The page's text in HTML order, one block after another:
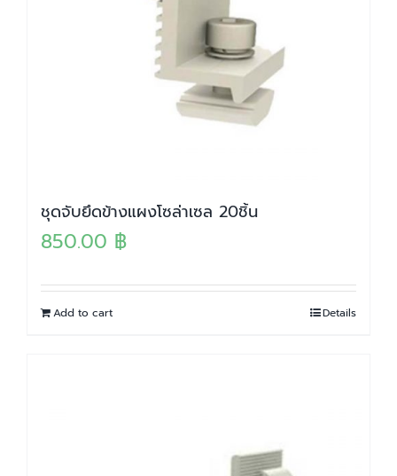
ชุดจับยึดข้างแผงโซล่าเซล 20ชิ้น
850.00 ฿
Add to cart Details